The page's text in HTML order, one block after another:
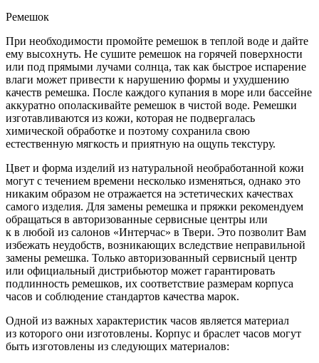
Ремешок
При необходимости промойте ремешок в теплой воде и дайте
ему высохнуть. Не сушите ремешок на горячей поверхности
или под прямыми лучами солнца, так как быстрое испарение
влаги может привести к нарушению формы и ухудшению
качеств ремешка. После каждого купания в море или бассейне
аккуратно ополаскивайте ремешок в чистой воде. Ремешки
изготавливаются из кожи, которая не подвергалась
химической обработке и поэтому сохранила свою
естественную мягкость и приятную на ощупь текстуру.
Цвет и форма изделий из натуральной необработанной кожи
могут с течением времени несколько изменяться, однако это
никаким образом не отражается на эстетических качествах
самого изделия. Для замены ремешка и пряжки рекомендуем
обращаться в авторизованные сервисные центры или
к в любой из салонов «Интерчас» в Твери. Это позволит Вам
избежать неудобств, возникающих вследствие неправильной
замены ремешка. Только авторизованный сервисный центр
или официальный дистрибьютор может гарантировать
подлинность ремешков, их соответствие размерам корпуса
часов и соблюдение стандартов качества марок.
Одной из важных характеристик часов является материал
из которого они изготовлены. Корпус и браслет часов могут
быть изготовлены из следующих материалов: